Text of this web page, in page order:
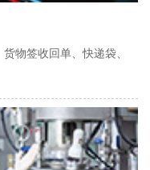
物签收回单、快递袋、